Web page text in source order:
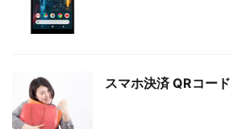
スマホ決済 QRコード